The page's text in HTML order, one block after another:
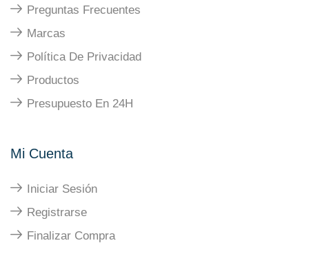
Preguntas Frecuentes
Marcas
Política De Privacidad
Productos
Presupuesto En 24H
Mi Cuenta
Iniciar Sesión
Registrarse
Finalizar Compra